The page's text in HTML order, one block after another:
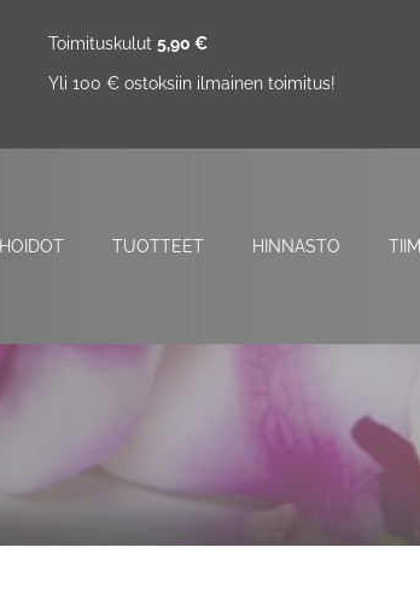
Toimituskulut 5,90 €
Yli 100 € ostoksiin ilmainen toimitus!
HOIDOT TUOTTEET HINNASTO TIIMI